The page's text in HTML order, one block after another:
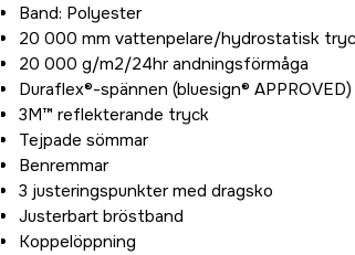
Band: Polyester
20 000 mm vattenpelare/hydrostatisk
20 000 g/m2/24hr andningsförmåga
Duraflex®-spännen (bluesign® APPROVED)
3M™ reflekterande tryck
Tejpade sömmar
Benremmar
3 justeringspunkter med dragsko
Justerbart bröstband
Koppelöppning